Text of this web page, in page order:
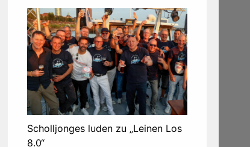
Scholljonges luden zu „Leinen Los
8.0“